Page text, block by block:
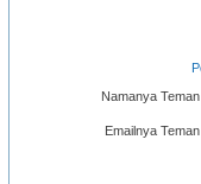
Namanya Teman
Emailnya Teman